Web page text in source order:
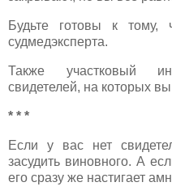
Будьте готовы к тому,
судмедэксперта.
Также участковый
свидетелей, на которых
* * *
Если у вас нет
засудить виновного. А
его сразу же настигает